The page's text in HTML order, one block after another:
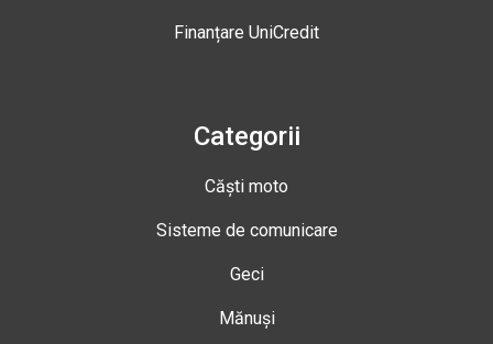
Finanțare UniCredit
Categorii
Căști moto
Sisteme de comunicare
Geci
Mănuși